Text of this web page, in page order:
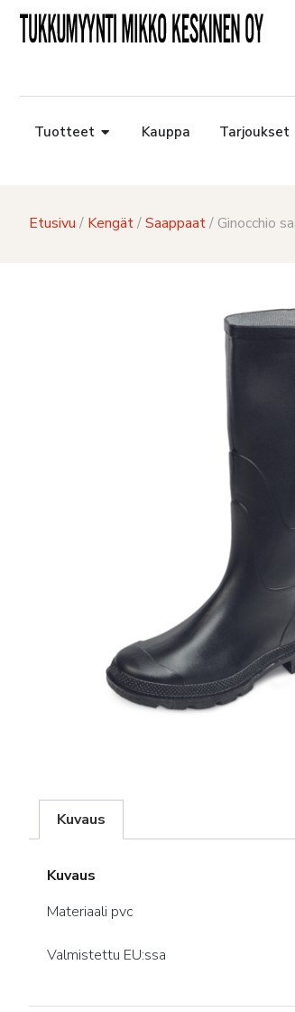
Tuotteet Kauppa Tarjoukset
Etusivu / Kengät/Saappaat/ Ginocchio
Kuvaus
Kuvaus
Materiaali pvc
Valmistettu EU:ssa